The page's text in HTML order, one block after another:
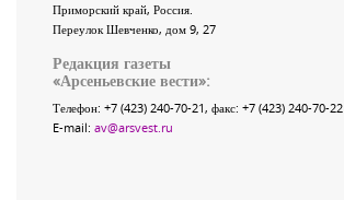
Приморский край, Россия.
Переулок Шевченко, дом 9, 27
Редакция газеты
«Арсеньевские вести»:
Телефон: +7 (423) 240-70-21, факс: +7 (423) 240-70-22
E-mail: av@arsvest.ru